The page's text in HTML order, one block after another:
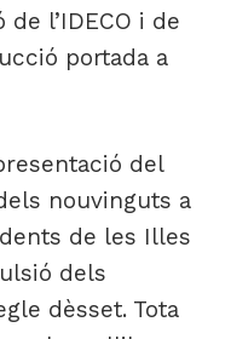
l’IDECO i de
portada a
del
nouvinguts a
de les Illes
dels
dèsset. Tota